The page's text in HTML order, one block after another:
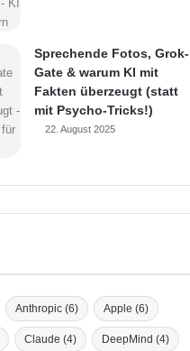
Sprechende Fotos, Grok-
Gate & warum KI mit
Fakten überzeugt (statt
mit Psycho-Tricks!)
22. August 2025
Anthropic (6) Apple (6)
Claude (4) DeepMind (4)